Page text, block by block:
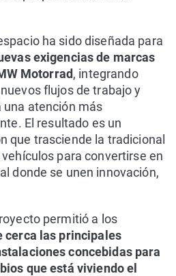
ha sido diseñada para
exigencias de marcas
Motorrad, integrando
flujos de trabajo y
atención más
El resultado es un
que trasciende la tradicional
para convertirse en
donde se unen innovación,
permitió a los
cerca las principales
concebidas para
que está viviendo el